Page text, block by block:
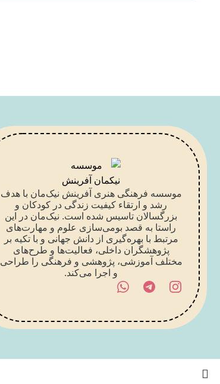
موسسه فرهنگی هنری آفرینش نیک‌مان با هدف
رشد و ارتقاء کیفیت زندگی در کودکان و
بزرگسالان تاسیس شده است. نیک‌مان در این
راستا به قصد بومی‌سازی علوم و مهارت‌های
مرتبط با بهره‌گیری از دانش جهانی و با تکیه بر
پژوهشگران داخلی، فعالیت‌ها و طرح‌های
مختلف آموزشی، پژوهشی و فرهنگی را طراحی
و اجرا می‌کند.